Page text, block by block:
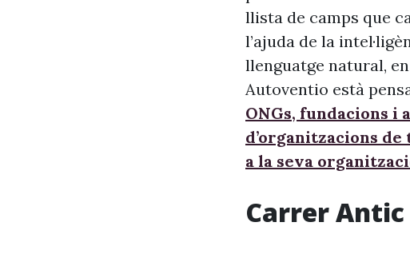
llista de camps que
l’ajuda de la
llenguatge natural,
Autoventio està
ONGs, fundacions i
d’organitzacions
a la seva
Carrer